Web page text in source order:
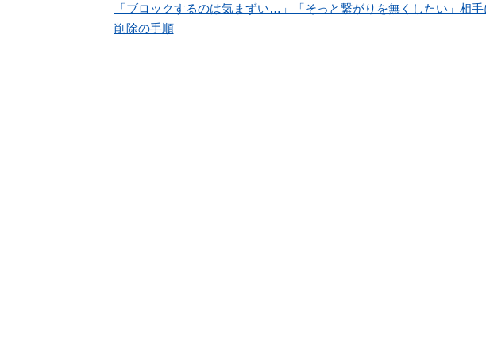
「ブロックするのは気まずい…」「そっと繋がりを無くしたい」相
削除の手順